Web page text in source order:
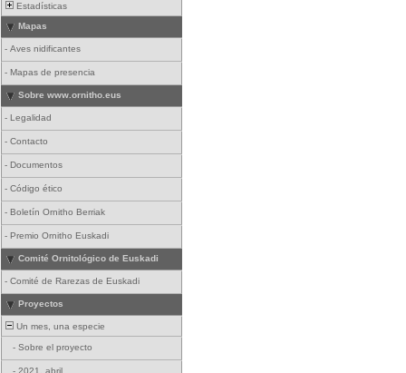
Estadísticas
Mapas
- Aves nidificantes
- Mapas de presencia
Sobre www.ornitho.eus
- Legalidad
- Contacto
- Documentos
- Código ético
- Boletín Ornitho Berriak
- Premio Ornitho Euskadi
Comité Ornitológico de Euskadi
- Comité de Rarezas de Euskadi
Proyectos
Un mes, una especie
- Sobre el proyecto
- 2021, abril